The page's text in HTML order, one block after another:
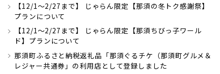
【12/1～2/27まで】 じゃらん限定【那須の冬トク感謝祭】
プランについて
【12/1～2/27まで】 じゃらん限定【那須ちびっ子ワール
ド】プランについて
那須町ふるさと納税返礼品「那須ぐるチケ（那須町グルメ＆
レジャー共通券」の利用店として登録しました